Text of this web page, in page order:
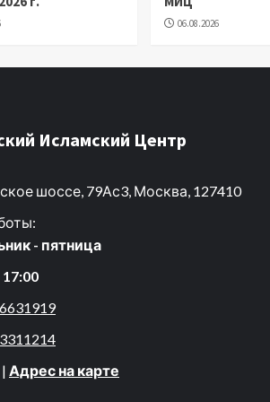
06.08.2026
Исламский Центр
шоссе, 79Ас3, Москва, 127410
- пятница
| Адрес на карте